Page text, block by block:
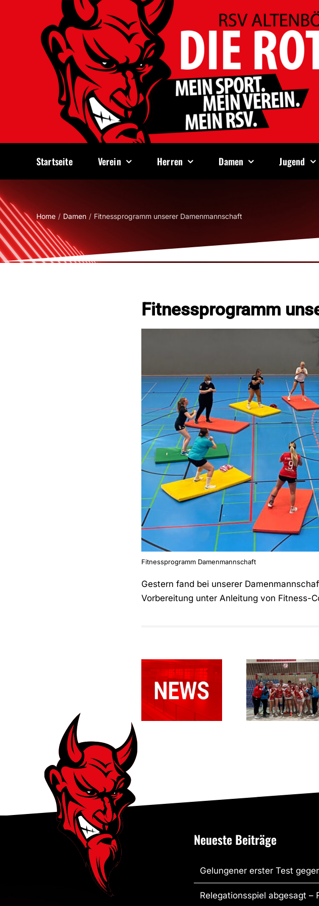
Startseite Verein Herren Damen Jugend
Home Damen Fitnessprogramm unserer Damenmannschaft
Fitnessprogramm
Fitnessprogramm Damenmannschaft
Gestern fand bei unserer
Vorbereitung unter Anleitung von Fitness-
Anstehende
Testspiele
unserer
Senioren
Teams
Überragende
und
Minikader
Neueste Beiträge
Gelungener erster Test
Relegationsspiel abgesagt –